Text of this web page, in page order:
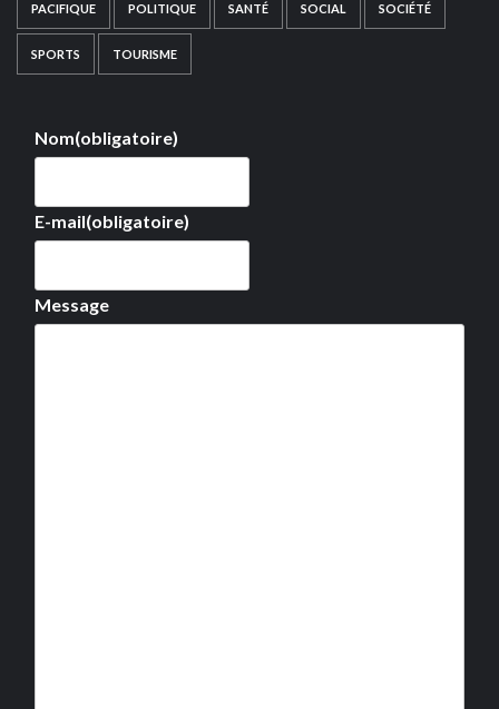
PACIFIQUE POLITIQUE SANTÉ SOCIAL SOCIÉTÉ
SPORTS TOURISME
Nom(obligatoire)
E-mail(obligatoire)
Message